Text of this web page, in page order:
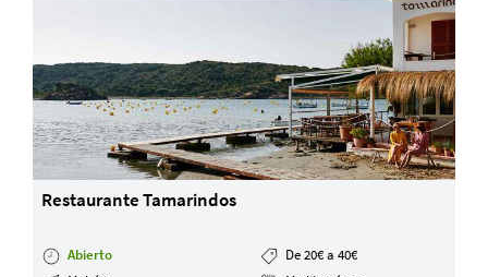
Restaurante Tamarindos
Abierto
De 20€ a 40€